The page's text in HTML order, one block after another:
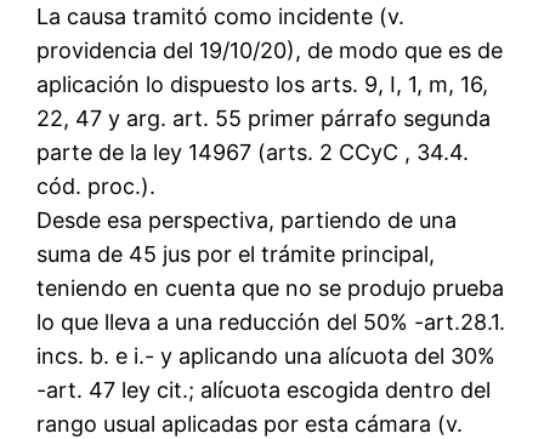
La causa tramitó como incidente (v.
providencia del 19/10/20), de modo que es de
aplicación lo dispuesto los arts. 9, I, 1, m, 16,
22, 47 y arg. art. 55 primer párrafo segunda
parte de la ley 14967 (arts. 2 CCyC , 34.4.
cód. proc.).
Desde esa perspectiva, partiendo de una
suma de 45 jus por el trámite principal,
teniendo en cuenta que no se produjo prueba
lo que lleva a una reducción del 50% -art.28.1.
incs. b. e i.- y aplicando una alícuota del 30%
-art. 47 ley cit.; alícuota escogida dentro del
rango usual aplicadas por esta cámara (v.